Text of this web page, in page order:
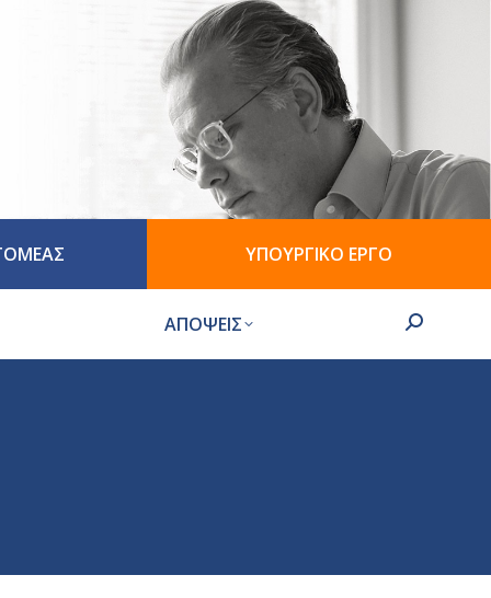
ΥΠΟΥΡΓΙΚΟ ΕΡΓΟ
ΑΠΟΨΕΙΣ Search: